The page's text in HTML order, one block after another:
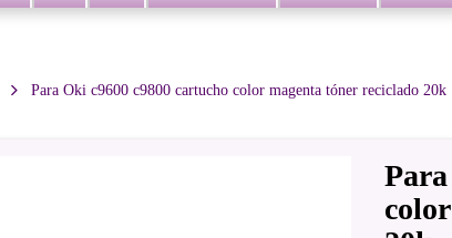
Para Oki c9600 c9800 cartucho color magenta tóner reciclado 20k